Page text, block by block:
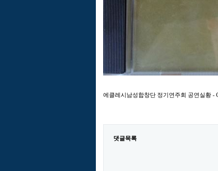
에클레시남성합창단 정기연주회 공연실황 -
댓글목록